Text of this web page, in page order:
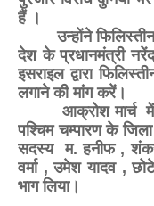
हैं ।
उन्होंने फिलिस्तीन
देश के प्रधानमंत्री
इसराइल द्वारा
लगाने की मांग करें।
आक्रोश मार्च में
पश्चिम चम्पारण के
सदस्य म. हनीफ ,
वर्मा , उमेश यादव ,
भाग लिया।